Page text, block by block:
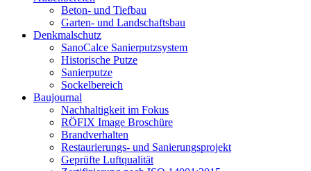
Beton- und Tiefbau
Garten- und Landschaftsbau
Denkmalschutz
SanoCalce Sanierputzsystem
Historische Putze
Sanierputze
Sockelbereich
Baujournal
Nachhaltigkeit im Fokus
RÖFIX Image Broschüre
Brandverhalten
Restaurierungs- und Sanierungsprojekt
Geprüfte Luftqualität